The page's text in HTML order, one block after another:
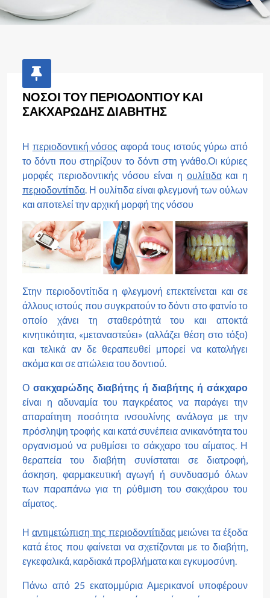
ΝΟΣΟΙ ΤΟΥ ΠΕΡΙΟΔΟΝΤΙΟΥ ΚΑΙ
ΣΑΚΧΑΡΩΔΗΣ ΔΙΑΒΗΤΗΣ
Η περιοδοντική νόσος αφορά τους ιστούς γύρω από
το δόντι που στηρίζουν το δόντι στη γνάθο.Οι κύριες
μορφές περιοδοντικής νόσου είναι η ουλίτιδακαι η
περιοδοντίτιδα. Η ουλίτιδα είναι φλεγμονή των ούλων
και αποτελεί την αρχική μορφή της νόσου
Στην περιοδοντίτιδα η φλεγμονή επεκτείνεται και σε
άλλους ιστούς που συγκρατούν το δόντι στο φατνίο το
οποίο χάνει τη σταθερότητά του και αποκτά
κινητικότητα, «μεταναστεύει» (αλλάζει θέση στο τόξο)
και τελικά αν δε θεραπευθεί μπορεί να καταλήγει
ακόμα και σε απώλεια του δοντιού.
Ο σακχαρώδης διαβήτης ή διαβήτης ή σάκχαρο
είναι η αδυναμία του παγκρέατος να παράγει την
απαραίτητη ποσότητα ινσουλίνης ανάλογα με την
πρόσληψη τροφής και κατά συνέπεια ανικανότητα του
οργανισμού να ρυθμίσει το σάκχαρο του αίματος. Η
θεραπεία του διαβήτη συνίσταται σε διατροφή,
άσκηση, φαρμακευτική αγωγή ή συνδυασμό όλων
των παραπάνω για τη ρύθμιση του σακχάρου του
αίματος.
Η αντιμετώπιση της περιοδοντίτιδας μειώνει τα έξοδα
κατά έτος που φαίνεται να σχετίζονται με το διαβήτη,
εγκεφαλικά, καρδιακά προβλήματα και εγκυμοσύνη.
Πάνω από 25 εκατομμύρια Αμερικανοί υποφέρουν